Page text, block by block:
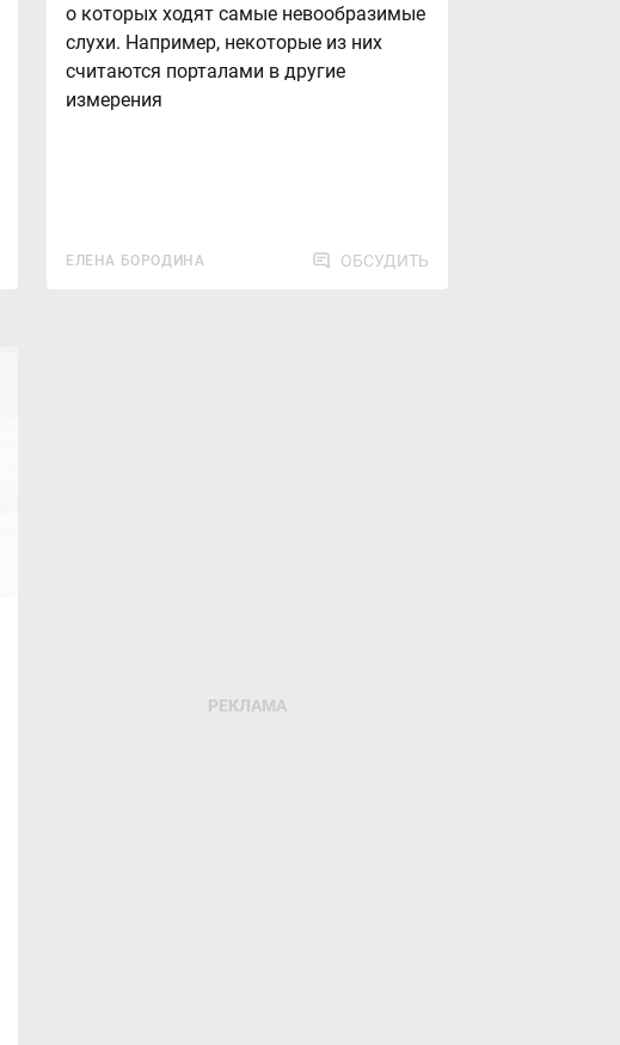
о которых ходят самые невообразимые
слухи. Например, некоторые из них
считаются порталами в другие
измерения
ЕЛЕНА БОРОДИНА ОБСУДИТЬ